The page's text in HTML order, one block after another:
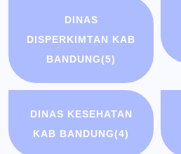
DINAS
DISPERKIMTAN KAB
BANDUNG(5)
DINAS KESEHATAN
KAB BANDUNG(4)